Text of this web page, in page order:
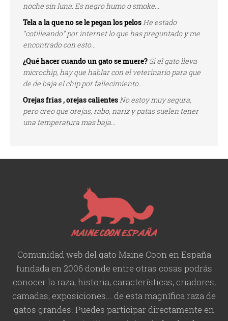
noche sin luna. Es negro humo o smoke...
Tela a la que no se le pegan los pelosHe estado
"cotilleando" por internet lo que has preguntado y me
encontrado con esto...
¿Qué hacer cuando un gato se muere? Si el gato lleva
microchip, hay que hablar con el veterinario para que
de de baja el chip por fallecimiento...
Orejas frías , orejas calientesNo estoy muy segura,
pero creo que orejas, rabo, nariz y patas suelen tener
una temperatura mas baja...
Comunidad web del gato Maine Coon en España
fundada en 2006 donde entre otras cosas podrás
conocer la raza, historia,características, criadores,
camadas, exposiciones... de esta magnífica raza de
gatos grandes. Puedes participar directamente en